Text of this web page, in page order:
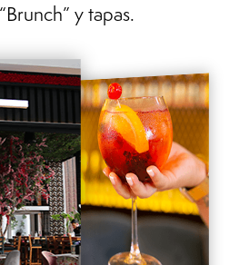
y tapas.